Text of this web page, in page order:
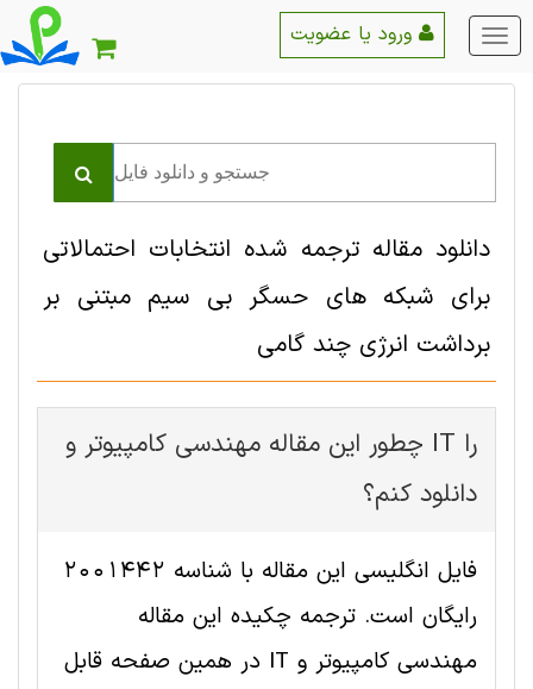
منو
اصلی
دانلود مقاله ترجمه شده انتخابات احتمالاتی
برای شبکه های حسگر بی سیم مبتنی بر
برداشت انرژی چند گامی
چطور این مقاله مهندسی کامپیوتر و IT را
دانلود کنم؟
فایل انگلیسی این مقاله با شناسه 2001442
رایگان است. ترجمه چکیده این مقاله
مهندسی کامپیوتر و IT در همین صفحه قابل